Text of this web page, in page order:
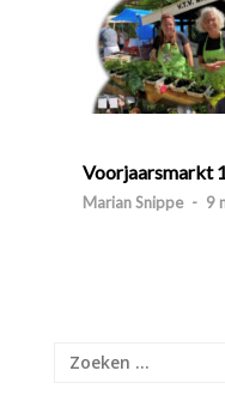
Voorjaarsmarkt
Marian Snippe - 9
Zoeken